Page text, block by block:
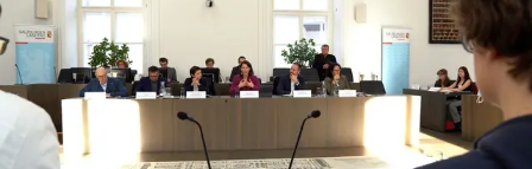
Landesrat Josef Schwaiger am 04.11.2025 im Salzburger
Dom die letzte Ehre.